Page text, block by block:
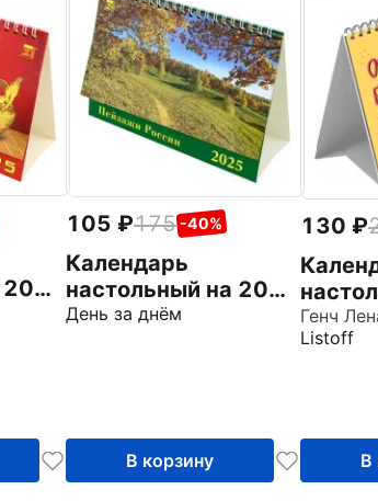
105 175 -40%
Календарь
настольный на 2025
год Пейзажи России
День за днём
В корзину
130
на
Генч
Listoff
В